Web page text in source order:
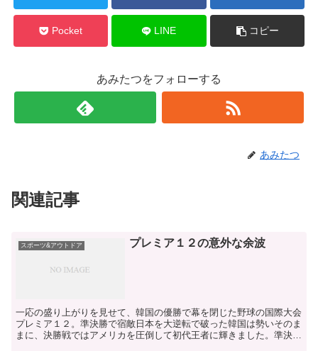
Pocket LINE コピー
あみたつをフォローする
あみたつ
関連記事
スポーツ&アウトドア プレミア１２の意外な余波
一応の盛り上がりを見せて、韓国の優勝で幕を閉じた野球の国際大会
プレミア１２。準決勝で宿敵日本を大逆転で破った韓国は勢いそのま
まに、決勝戦ではアメリカを圧倒して初代王者に輝きました。準決勝